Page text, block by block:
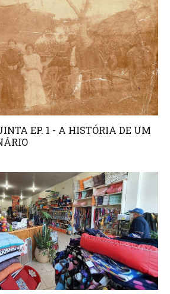
EP. 1 - A HISTÓRIA DE UM